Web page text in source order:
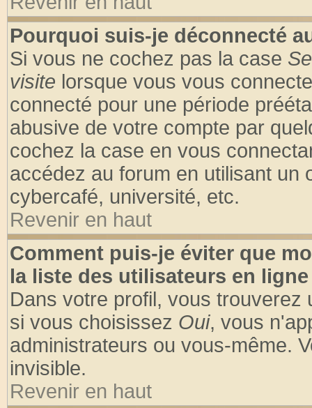
Pourquoi suis-je déconnecté
Si vous ne cochez pas la case
visite lorsque vous vous
connecté pour une période
abusive de votre compte par
cochez la case en vous
accédez au forum en utilisant un
cybercafé, université, etc.
Revenir en haut
Comment puis-je éviter que
la liste des utilisateurs en
Dans votre profil, vous trouverez
si vous choisissez Oui, vous
administrateurs ou vous-même.
invisible.
Revenir en haut